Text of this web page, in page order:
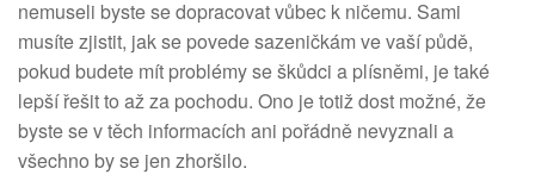
nemuseli byste se dopracovat vůbec k ničemu. Sami
musíte zjistit, jak se povede sazeničkám ve vaší půdě,
pokud budete mít problémy se škůdci a plísněmi, je také
lepší řešit to až za pochodu. Ono je totiž dost možné, že
byste se v těch informacích ani pořádně nevyznali a
všechno by se jen zhoršilo.